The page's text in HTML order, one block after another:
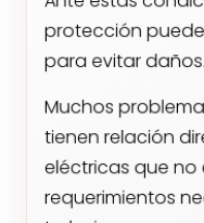
protección
para evitar
tienen relación
eléctricas que
requerimientos
trabajo.